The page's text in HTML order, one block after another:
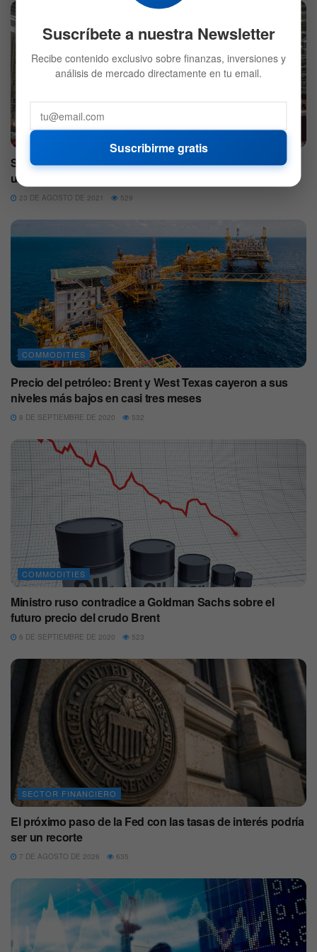
COMMODITIES
Se recupera el precio del petróleo: El Brent salta más de
un 5%
23 DE AGOSTO DE 2021 529
COMMODITIES
Precio del petróleo: Brent y West Texas cayeron a sus
niveles más bajos en casi tres meses
8 DE SEPTIEMBRE DE 2020 532
COMMODITIES
Ministro ruso contradice a Goldman Sachs sobre el
futuro precio del crudo Brent
6 DE SEPTIEMBRE DE 2020 523
SECTOR FINANCIERO
El próximo paso de la Fed con las tasas de interés podría
ser un recorte
7 DE AGOSTO DE 2026 635
Suscríbete a nuestra Newsletter
Recibe contenido exclusivo sobre finanzas, inversiones y
análisis de mercado directamente en tu email.
Suscribirme gratis